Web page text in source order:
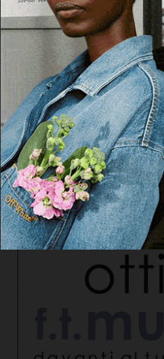
Facebook
Threads
X